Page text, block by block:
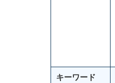
キーワード